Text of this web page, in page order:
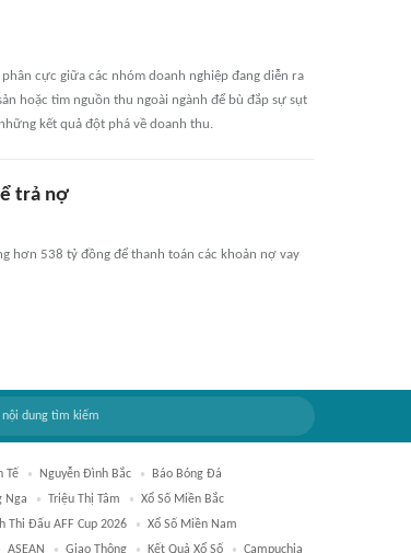
cực giữa các nhóm doanh nghiệp đang diễn ra
hoặc tìm nguồn thu ngoài ngành để bù đắp sự sụt
kết quả đột phá về doanh thu.
trả nợ
hơn 538 tỷ đồng để thanh toán các khoản nợ vay
Tế Nguyễn Đình Bắc
Báo Bóng Đá
Nga Triệu Thị Tâm
Xổ Số Miền Bắc
Thi Đấu AFF Cup 2026
Xổ Số Miền Nam
ASEAN Giao Thông Kết Quả Xổ Số Campuchia